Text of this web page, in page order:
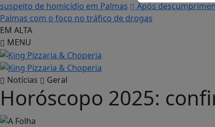
suspeito de homicídio em Palmas
Após
Palmas com o foco no tráfico de drogas
EM ALTA
MENU
Notícias Geral
Horóscopo 2025: